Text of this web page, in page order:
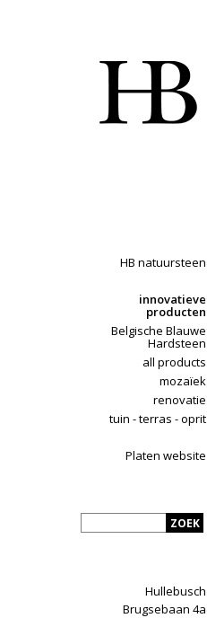
HB natuursteen
innovatieve
producten
Belgische Blauwe
Hardsteen
all products
mozaïek
renovatie
tuin - terras - oprit
Platen website
Hullebusch
Brugsebaan 4a